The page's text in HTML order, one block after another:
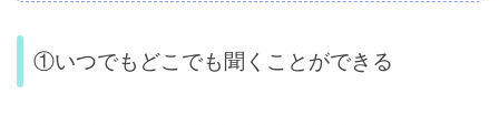
①いつでもどこでも聞くことができる